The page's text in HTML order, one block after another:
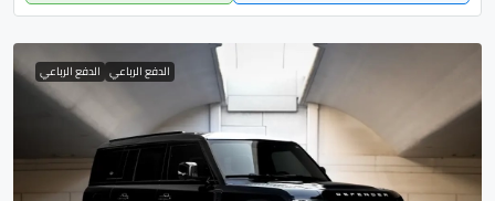
الدفع الرباعي الدفع الرباعي